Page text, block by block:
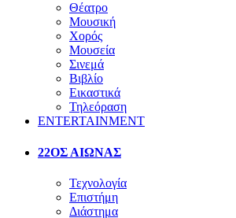
Θέατρο
Μουσική
Χορός
Μουσεία
Σινεμά
Βιβλίο
Εικαστικά
Τηλεόραση
ENTERTAINMENT
22ΟΣ ΑΙΩΝΑΣ
Τεχνολογία
Επιστήμη
Διάστημα